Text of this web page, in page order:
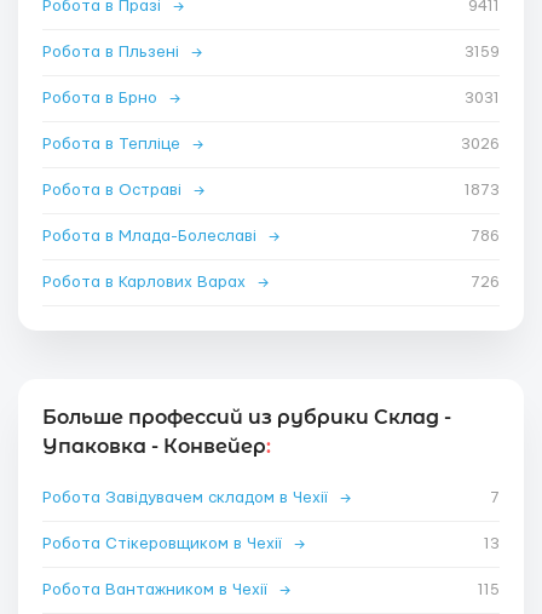
Робота в Празі → 9411
Робота в Пльзені → 3159
Робота в Брно → 3031
Робота в Тепліце → 3026
Робота в Остраві → 1873
Робота в Млада-Болеславі → 786
Робота в Карлових Варах → 726
Больше профессий из рубрики Склад -
Упаковка - Конвейер:
Робота Завідувачем складом в Чехії → 7
Робота Стікеровщиком в Чехії → 13
Робота Вантажником в Чехії → 115